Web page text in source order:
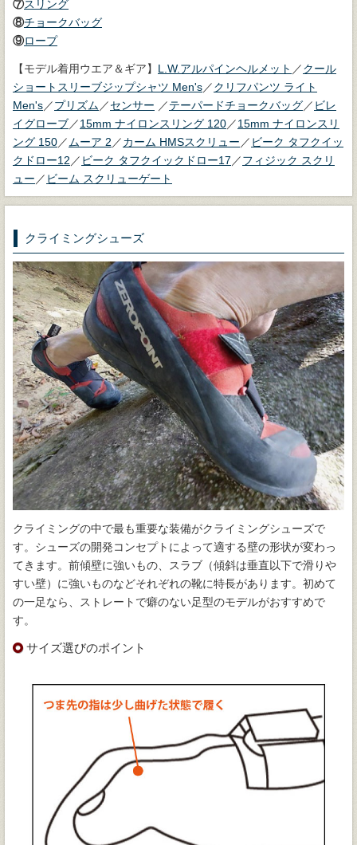
⑦スリング
⑧チョークバッグ
⑨ロープ
【モデル着用ウエア＆ギア】 L.W.アルパインヘルメット ／クール
ショートスリーブジップシャツ Men's／クリフパンツ ライト
Men's／プリズム ／センサー ／テーパードチョークバッグ／ ビレ
イグローブ／15mm ナイロンスリング 120／15mm ナイロンスリ
ング 150／ ムーア 2 ／カーム HMSスクリュー ／ ビーク タフクイッ
クドロー12 ／ ビーク タフクイックドロー17 ／フィジック スクリ
ュー ／ ビーム スクリューゲート
クライミングシューズ
クライミングの中で最も重要な装備がクライミングシューズで
す。シューズの開発コンセプトによって適する壁の形状が変わっ
てきます。前傾壁に強いもの、スラブ（傾斜は垂直以下で滑りや
すい壁）に強いものなどそれぞれの靴に特長があります。初めて
の一足なら、ストレートで癖のない足型のモデルがおすすめで
す。
サイズ選びのポイント